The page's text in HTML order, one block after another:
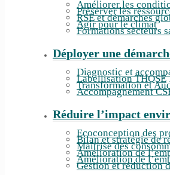
Améliorer les
Préserver les
RSE et démarches
Agir pour le climat
Formations secteurs
Déployer une
Diagnostic et
Labellisation THQSE
Transformation et
Accompagnement
Réduire l’impact
Ecoconception des
Bilan et stratégie de
Maîtrise des
Amélioration de
Amélioration de
Gestion et réduction